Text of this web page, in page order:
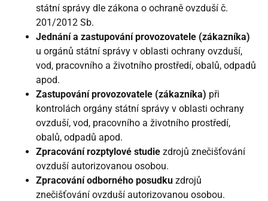
státní správy dle zákona o ochraně ovzduší č.
201/2012 Sb.
Jednání a zastupování provozovatele (zákazníka)
u orgánů státní správy v oblasti ochrany ovzduší,
vod, pracovního a životního prostředí, obalů, odpadů
apod.
Zastupování provozovatele (zákazníka) při
kontrolách orgány státní správy v oblasti ochrany
ovzduší, vod, pracovního a životního prostředí,
obalů, odpadů apod.
Zpracování rozptylové studie zdrojů znečišťování
ovzduší autorizovanou osobou.
Zpracování odborného posudku zdrojů
znečišťování ovzduší autorizovanou osobou.